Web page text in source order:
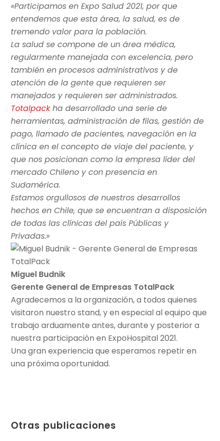
«Participamos en Expo Salud 2021, por que
entendemos que esta área, la salud, es de
tremendo valor para la población.
La salud se compone de un área médica,
regularmente manejada con excelencia, pero
también en procesos administrativos y de
atención de la gente que requieren ser
manejados y requieren ser administrados.
Totalpackha desarrollado una serie de
herramientas, administración de filas, gestión de
pago, llamado de pacientes, navegación en la
clínica en el concepto de viaje del paciente, y
que nos posicionan como la empresa líder del
mercado Chileno y con presencia en
Sudamérica.
Estamos orgullosos de nuestros desarrollos
hechos en Chile, que se encuentran a disposición
de todas las clínicas del país Públicas y
Privadas.»
Miguel Budnik
Gerente General de Empresas TotalPack
Agradecemos a la organización, a todos quienes
visitaron nuestro stand, y en especial al equipo que
trabajo arduamente antes, durante y posterior a
nuestra participación en ExpoHospital 2021.
Una gran experiencia que esperamos repetir en
una próxima oportunidad.
Otras publicaciones